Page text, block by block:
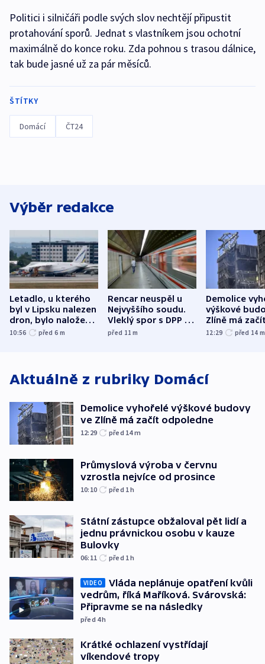
Politici i silničáři podle svých slov nechtějí připustit
protahování sporů. Jednat s vlastníkem jsou ochotní
maximálně do konce roku. Zda pohnou s trasou dálnice,
tak bude jasné už za pár měsíců.
ŠTÍTKY
Domácí ČT24
Výběr redakce
Letadlo, u kterého
byl v Lipsku nalezen
dron, bylo naložené
municí, píší média
10:56 před 6 m
Rencar neuspěl u
Nejvyššího soudu.
Vleklý spor s DPP o
reklamní plochu
před 11m
Demolice
výškové
Zlíně má
odpoledne
12:29 před 14 m
Aktuálně z rubriky Domácí
Demolice vyhořelé výškové budovy
ve Zlíně má začít odpoledne
12:29 před 14m
Průmyslová výroba v červnu
vzrostla nejvíce od prosince
10:10 před 1h
Státní zástupce obžaloval pět lidí a
jednu právnickou osobu v kauze
Bulovky
06:11 před 1h
VIDEO
Vláda neplánuje opatření kvůli
vedrům, říká Maříková. Svárovská:
Připravme se na následky
před 4h
Krátké ochlazení vystřídají
víkendové tropy